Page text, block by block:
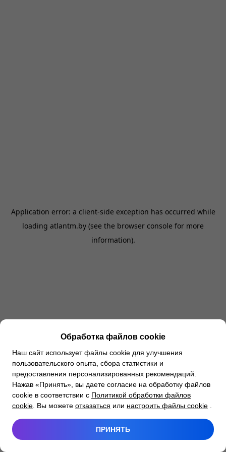
Application error: a client-side exception has occurred while
loading atlantm.by (see the browser console for more
information).
Обработка файлов cookie
Наш сайт использует файлы cookie для улучшения
пользовательского опыта, сбора статистики и
предоставления персонализированных рекомендаций.
Нажав «Принять», вы даете согласие на обработку файлов
cookie в соответствии с Политикой обработки файлов
cookie . Вы можете отказаться или настроить файлы cookie
ПРИНЯТЬ